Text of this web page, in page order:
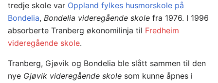
tredje skole var Oppland fylkes husmorskole på
Bondelia, Bondelia videregående skole fra 1976. I 1996
absorberte Tranberg økonomilinja til Fredheim
videregående skole.
Tranberg, Gjøvik og Bondelia ble slått sammen til den
nye Gjøvik videregående skole som kunne åpnes i